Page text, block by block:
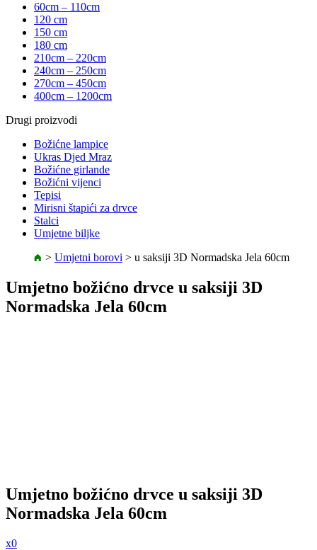
60cm – 110cm
120 cm
150 cm
180 cm
210cm – 220cm
240cm – 250cm
270cm – 450cm
400cm – 1200cm
Drugi proizvodi
Božićne lampice
Ukras Djed Mraz
Božićne girlande
Božićni vijenci
Tepisi
Mirisni štapići za drvce
Stalci
Umjetne biljke
> Umjetni borovi > u saksiji 3D Normadska Jela 60cm
Umjetno božićno drvce u saksiji 3D
Normadska Jela 60cm
Umjetno božićno drvce u saksiji 3D
Normadska Jela 60cm
x0